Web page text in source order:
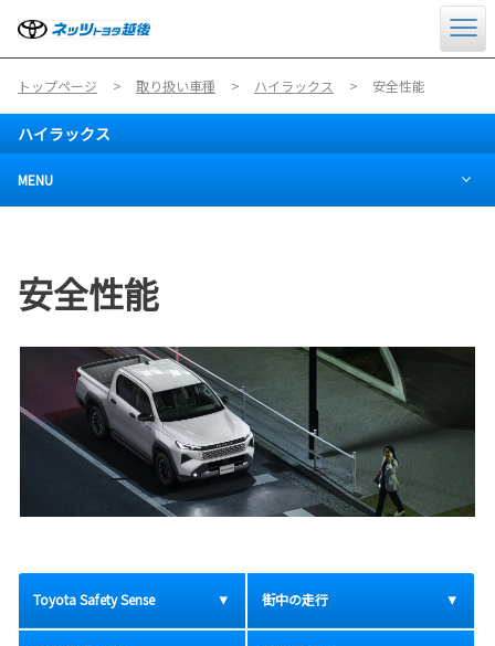
トップページ 取り扱い車種 ハイラックス 安全性能
ハイラックス
MENU
安全性能
Toyota Safety Sense 街中の走行